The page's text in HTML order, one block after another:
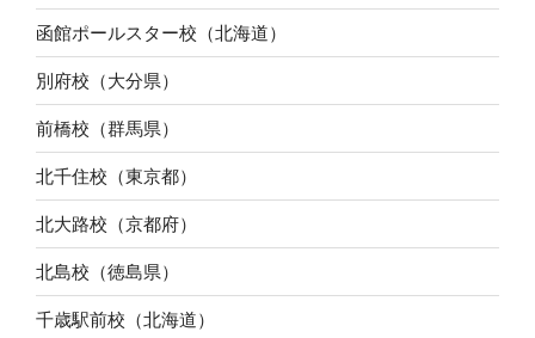
函館ポールスター校（北海道）
別府校（大分県）
前橋校（群馬県）
北千住校（東京都）
北大路校（京都府）
北島校（徳島県）
千歳駅前校（北海道）